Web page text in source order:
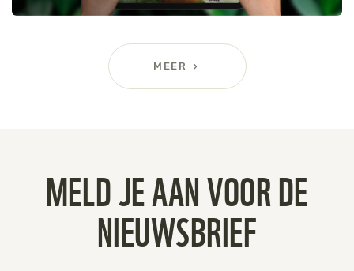
MEER
MELD JE AAN VOOR DE
NIEUWSBRIEF